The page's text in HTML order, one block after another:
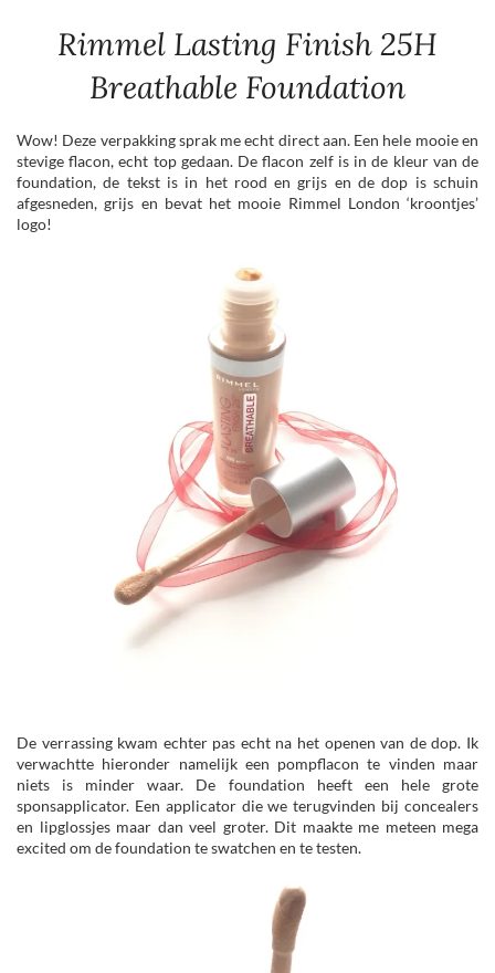
Rimmel Lasting Finish 25H
Breathable Foundation
Wow! Deze verpakking sprak me echt direct aan. Een hele mooie en
stevige flacon, echt top gedaan. De flacon zelf is in de kleur van de
foundation, de tekst is in het rood en grijs en de dop is schuin
afgesneden, grijs en bevat het mooie Rimmel London ‘kroontjes’
logo!
De verrassing kwam echter pas echt na het openen van de dop. Ik
verwachtte hieronder namelijk een pompflacon te vinden maar
niets is minder waar. De foundation heeft een hele grote
sponsapplicator. Een applicator die we terugvinden bij concealers
en lipglossjes maar dan veel groter. Dit maakte me meteen mega
excited om de foundation te swatchen en te testen.